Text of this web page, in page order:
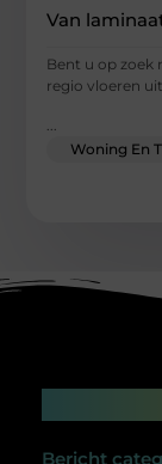
Van
Bent u op zoek
regio vloeren
Woning En
Bericht